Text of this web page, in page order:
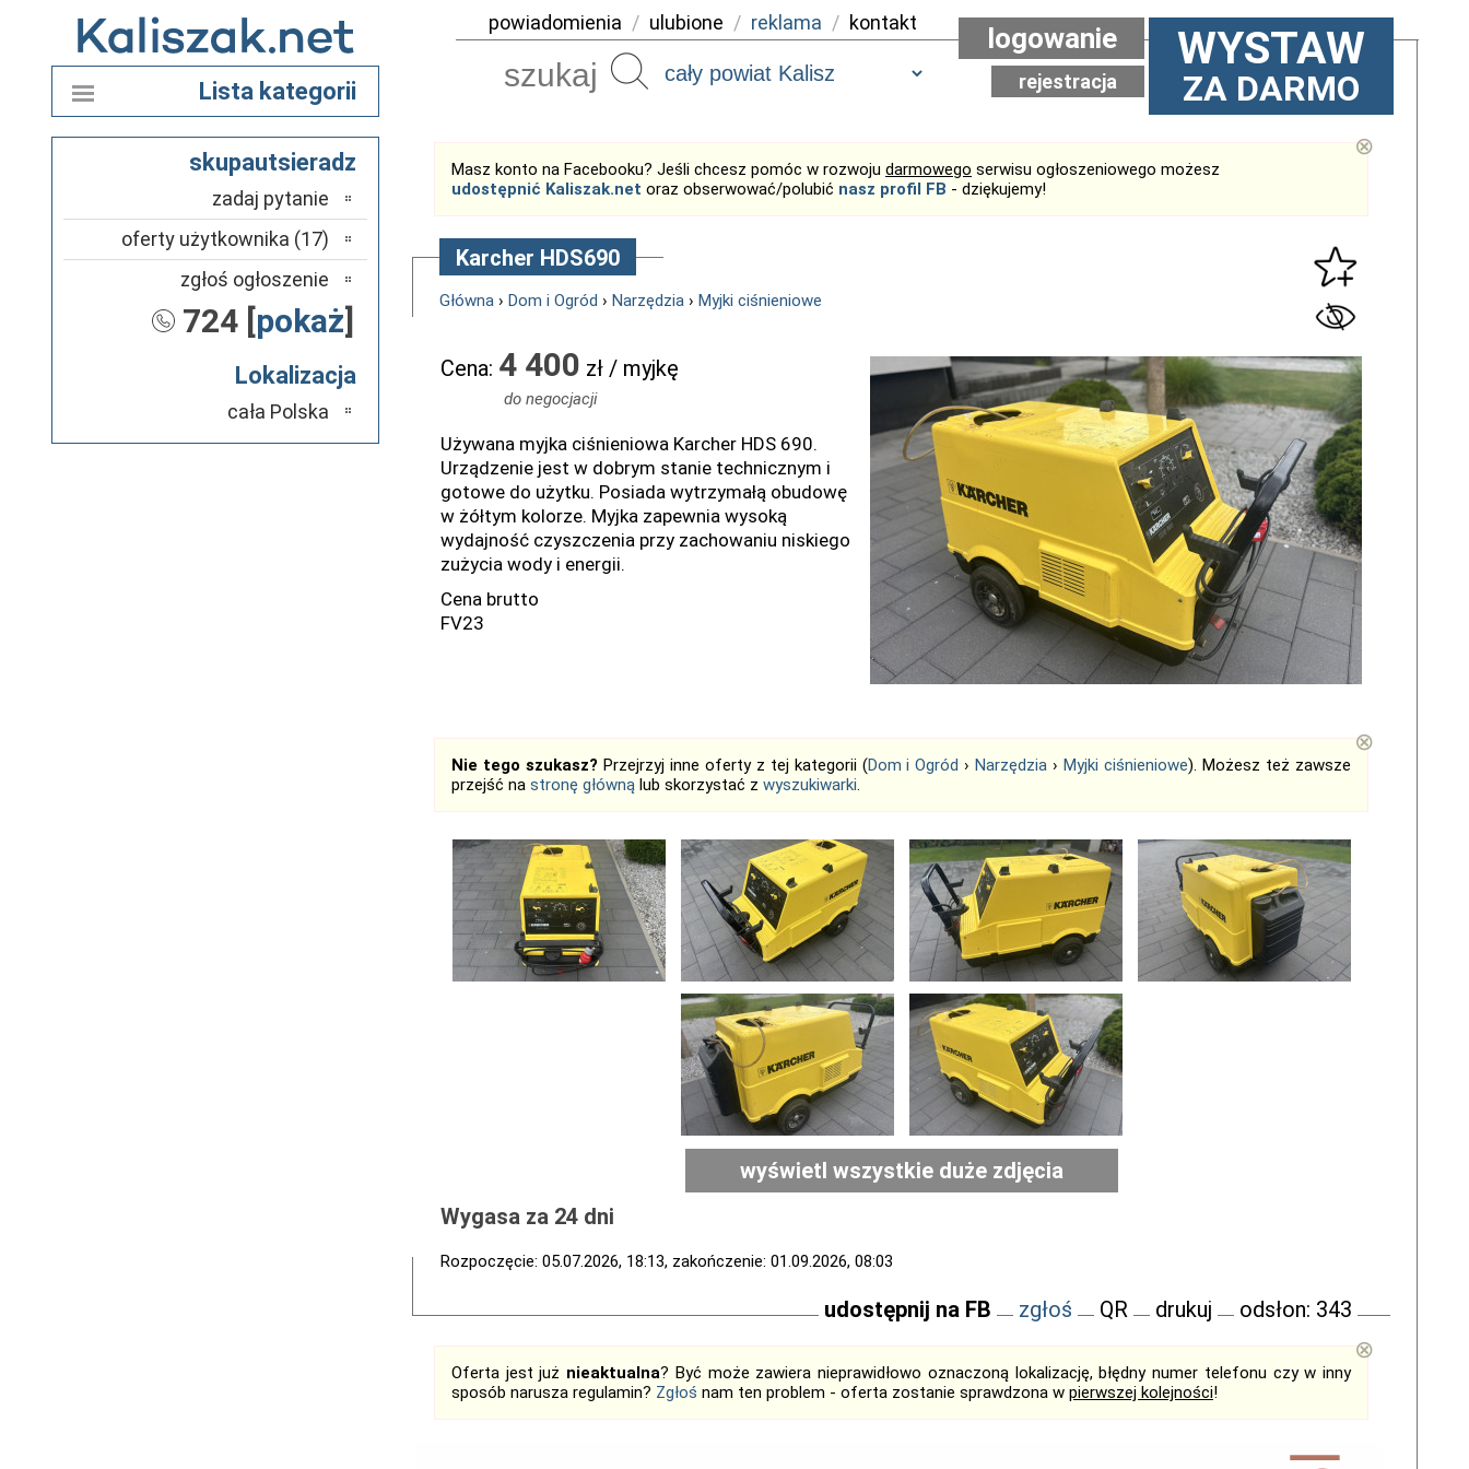
powiadomienia / ulubione / reklama / kontakt
Szukaj WYSTAW
ZA DARMO
logowanie
rejestracja
Masz konto na Facebooku? Jeśli chcesz pomóc w rozwoju darmowego serwisu ogłoszeniowego możesz
udostępnić Kaliszak.net oraz obserwować/polubić nasz profil FB - dziękujemy!
⊗
Karcher HDS690
Główna › Dom i Ogród › Narzędzia › Myjki ciśnieniowe
Cena: 4 400 zł / myjkę
do negocjacji
Używana myjka ciśnieniowa Karcher HDS 690.
Urządzenie jest w dobrym stanie technicznym i
gotowe do użytku. Posiada wytrzymałą obudowę
w żółtym kolorze. Myjka zapewnia wysoką
wydajność czyszczenia przy zachowaniu niskiego
zużycia wody i energii.
Cena brutto
FV23
Nie tego szukasz? Przejrzyj inne oferty z tej kategorii (Dom i Ogród ›Narzędzia ›Myjki ciśnieniowe). Możesz też zawsze
przejść na stronę główną lub skorzystać z wyszukiwarki.
⊗
wyświetl wszystkie duże zdjęcia
Wygasa za 24 dni
Rozpoczęcie: 05.07.2026, 18:13, zakończenie: 01.09.2026, 08:03
udostępnij na FB zgłoś QR drukuj odsłon: 343
Oferta jest już nieaktualna? Być może zawiera nieprawidłowo oznaczoną lokalizację, błędny numer telefonu czy w inny
sposób narusza regulamin? Zgłoś nam ten problem - oferta zostanie sprawdzona w pierwszej kolejności!
⊗
Lista kategorii
skupautsieradz
zadaj pytanie
oferty użytkownika (17)
zgłoś ogłoszenie
724 [pokaż]
Lokalizacja
cała Polska